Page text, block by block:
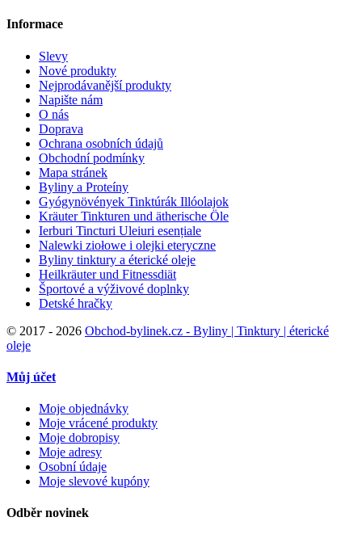
Informace
Slevy
Nové produkty
Nejprodávanější produkty
Napište nám
O nás
Doprava
Ochrana osobních údajů
Obchodní podmínky
Mapa stránek
Byliny a Proteíny
Gyógynövények Tinktúrák Illóolajok
Kräuter Tinkturen und ätherische Öle
Ierburi Tincturi Uleiuri esențiale
Nalewki ziołowe i olejki eteryczne
Byliny tinktury a éterické oleje
Heilkräuter und Fitnessdiät
Športové a výživové doplnky
Detské hračky
© 2017 - 2026 Obchod-bylinek.cz - Byliny | Tinktury | éterické
oleje
Můj účet
Moje objednávky
Moje vrácené produkty
Moje dobropisy
Moje adresy
Osobní údaje
Moje slevové kupóny
Odběr novinek